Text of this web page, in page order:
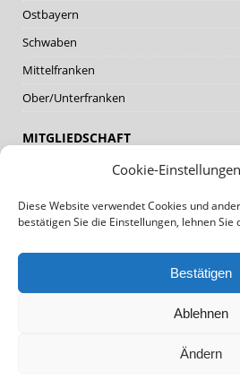
Cookie-
Diese Website verwendet Cookies und
bestätigen Sie die Einstellungen, lehnen Sie
Bestätigen
Ablehnen
Ändern
Ostbayern
Schwaben
Mittelfranken
Ober/Unterfranken
MITGLIEDSCHAFT
Mitglied werden
Datenschutz